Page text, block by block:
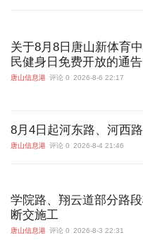
关于8月8日唐山新体育
民健身日免费开放的通告
唐山信息港 评论 0 2026-8-6 22:17
8月4日起河东路、河西
唐山信息港 评论 0 2026-8-4 21:46
学院路、翔云道部分路
断交施工
唐山信息港 评论 0 2026-8-3 22:31